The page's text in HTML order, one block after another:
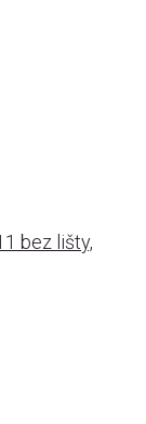
bez lišty,